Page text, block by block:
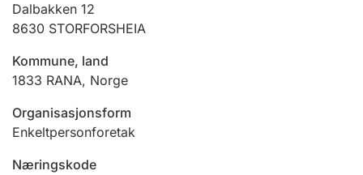
Ektepaktrettleiaren
Dalbakken 12
8630 STORFORSHEIA
Kommune, land
1833 RANA, Norge
Organisasjonsform
Enkeltpersonforetak
Næringskode